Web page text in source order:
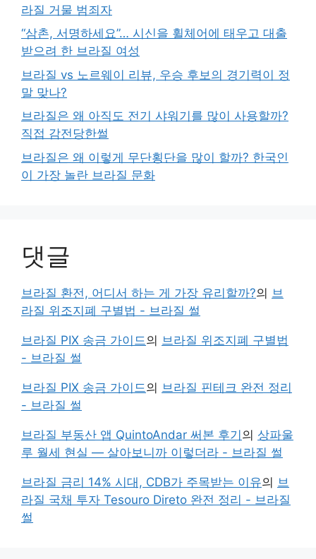
라질 거물 범죄자
“삼촌, 서명하세요”… 시신을 휠체어에 태우고 대출
받으려 한 브라질 여성
브라질 vs 노르웨이 리뷰, 우승 후보의 경기력이 정
말 맞나?
브라질은 왜 아직도 전기 샤워기를 많이 사용할까?
직접 감전당한썰
브라질은 왜 이렇게 무단횡단을 많이 할까? 한국인
이 가장 놀란 브라질 문화
댓글
브라질 환전, 어디서 하는 게 가장 유리할까?의 브
라질 위조지폐 구별법 - 브라질 썰
브라질 PIX 송금 가이드의 브라질 위조지폐 구별법
- 브라질 썰
브라질 PIX 송금 가이드의 브라질 핀테크 완전 정리
- 브라질 썰
브라질 부동산 앱 QuintoAndar 써본 후기의 상파울
루 월세 현실 — 살아보니까 이렇더라 - 브라질 썰
브라질 금리 14% 시대, CDB가 주목받는 이유의 브
라질 국채 투자 Tesouro Direto 완전 정리 - 브라질
썰